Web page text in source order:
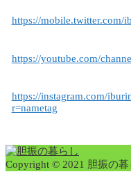
https://mobile.twitter.com/
https://youtube.com/
https://instagram.com/
r=nametag
Copyright © 2021 胆振の暮